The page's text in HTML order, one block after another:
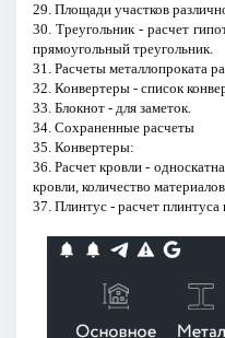
29. Площади участков
30. Треугольник - расчет
прямоугольный треугольник.
31. Расчеты металлопроката
32. Конвертеры - список
33. Блокнот - для заметок.
34. Сохраненные расчеты
35. Конвертеры:
36. Расчет кровли -
кровли, количество
37. Плинтус - расчет